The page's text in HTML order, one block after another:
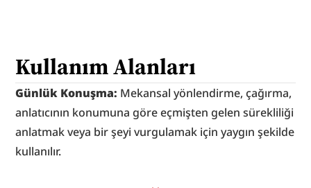
Kullanım Alanları
Günlük Konuşma: Mekansal yönlendirme, çağırma,
anlatıcının konumuna göre eçmişten gelen sürekliliği
anlatmak veya bir şeyi vurgulamak için yaygın şekilde
kullanılır.